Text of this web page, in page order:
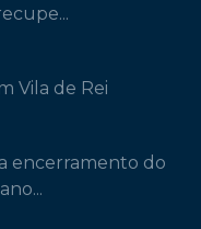
Vila de Rei
encerramento do